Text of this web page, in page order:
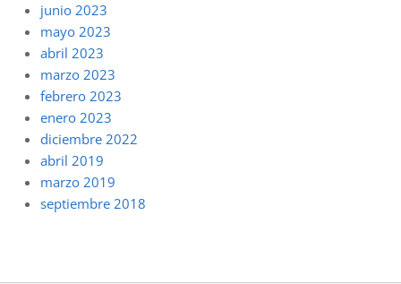
junio 2023
mayo 2023
abril 2023
marzo 2023
febrero 2023
enero 2023
diciembre 2022
abril 2019
marzo 2019
septiembre 2018